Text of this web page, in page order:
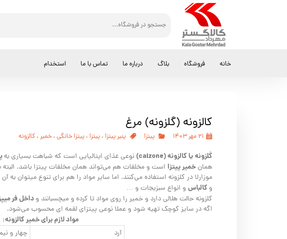
خانه فروشگاه بلاگ درباره ما تماس با ما استخدام
کالزونه (گلزونه) مرغ
۲۱ مهر ۱۴۰۳ پیتزا پنیر پیتزا ، پیتزا ، پیتزا خانگی ، خمیر ، کالزونه
کَلزونه یا کالزونه (calzone) نوعی غذای ایتالیایی است که شباهت بسیاری به
همانخمیر پیتزا است و مخلفات هم می‌تواند همان مخلفات پیتزا باشد. البته
موزارلا در کلزونه استفاده می‌کنند. اما سایر مواد را هم برای تنوع میتوان
وکالباس و انواع سبزیجات و …
کلزونه حالت هلالی دارد و خمیر را روی مواد تا کرده و میچسبانند و داخل فر
اگه در سایز کوچک تهیه شود و عملا نوعی پیتزای لقمه ای محسوب می‌شود.
مواد لازم برای خمیر کالزونه:
آرد
چهار و